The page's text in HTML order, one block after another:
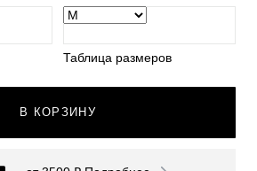
Таблица размеров
В КОРЗИНУ